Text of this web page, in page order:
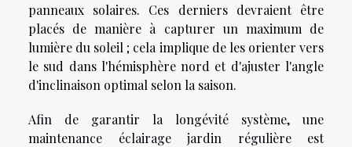
panneaux solaires. Ces derniers devraient être
placés de manière à capturer un maximum de
lumière du soleil ; cela implique de les orienter vers
le sud dans l'hémisphère nord et d'ajuster l'angle
d'inclinaison optimal selon la saison.
Afin de garantir la longévité système, une
maintenance éclairage jardin régulière est